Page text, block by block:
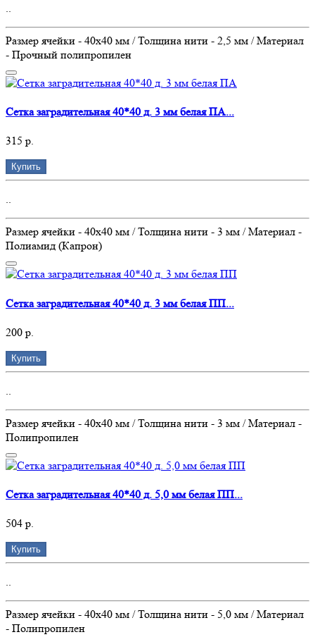
..
Размер ячейки - 40х40 мм / Толщина нити - 2,5 мм / Материал
- Прочный полипропилен
Сетка заградительная 40*40 д. 3 мм белая ПА...
315 р.
Купить
..
Размер ячейки - 40х40 мм / Толщина нити - 3 мм / Материал -
Полиамид (Капрон)
Сетка заградительная 40*40 д. 3 мм белая ПП...
200 р.
Купить
..
Размер ячейки - 40х40 мм / Толщина нити - 3 мм / Материал -
Полипропилен
Сетка заградительная 40*40 д. 5,0 мм белая ПП...
504 р.
Купить
..
Размер ячейки - 40х40 мм / Толщина нити - 5,0 мм / Материал
- Полипропилен